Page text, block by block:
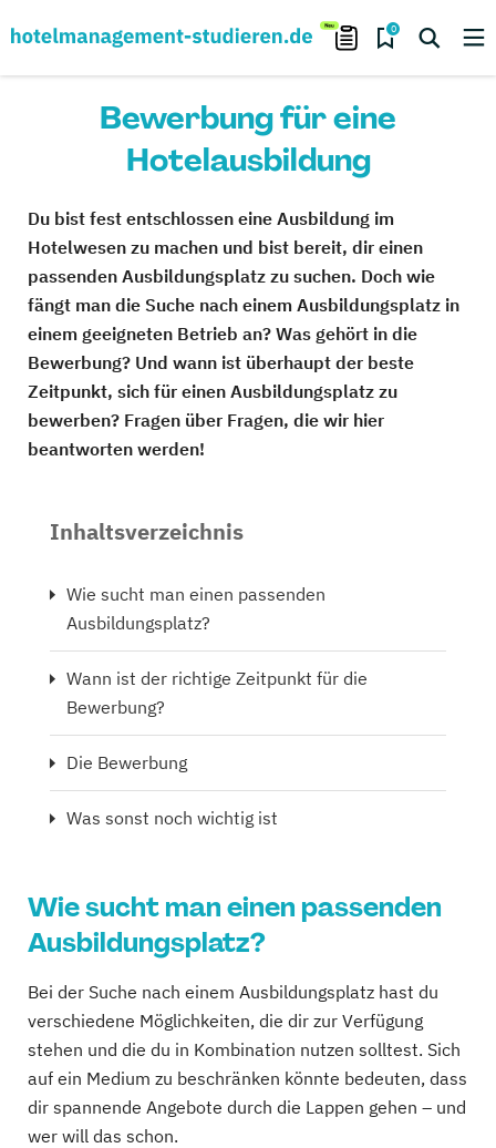
0
Bewerbung für eine
Hotelausbildung
Du bist fest entschlossen eine Ausbildung im
Hotelwesen zu machen und bist bereit, dir einen
passenden Ausbildungsplatz zu suchen. Doch wie
fängt man die Suche nach einem Ausbildungsplatz in
einem geeigneten Betrieb an? Was gehört in die
Bewerbung? Und wann ist überhaupt der beste
Zeitpunkt, sich für einen Ausbildungsplatz zu
bewerben? Fragen über Fragen, die wir hier
beantworten werden!
Inhaltsverzeichnis
Wie sucht man einen passenden
Ausbildungsplatz?
Wann ist der richtige Zeitpunkt für die
Bewerbung?
Die Bewerbung
Was sonst noch wichtig ist
Wie sucht man einen passenden
Ausbildungsplatz?
Bei der Suche nach einem Ausbildungsplatz hast du
verschiedene Möglichkeiten, die dir zur Verfügung
stehen und die du in Kombination nutzen solltest. Sich
auf ein Medium zu beschränken könnte bedeuten, dass
dir spannende Angebote durch die Lappen gehen – und
wer will das schon.